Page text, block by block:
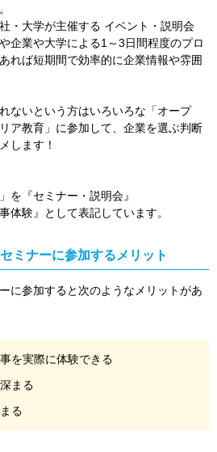
・大学が主催する イベント・説明会
企業や大学による1～3日間程度のプロ
れば短期間で効率的に企業情報や雰囲
ないという方はいろいろな「オープ
ア教育」に参加して、企業を選ぶ判断
します！
『セミナー・説明会』
験』として表記しています。
ミナーに参加するメリット
に参加すると次のようなメリットがあ
を実際に体験できる
まる
る